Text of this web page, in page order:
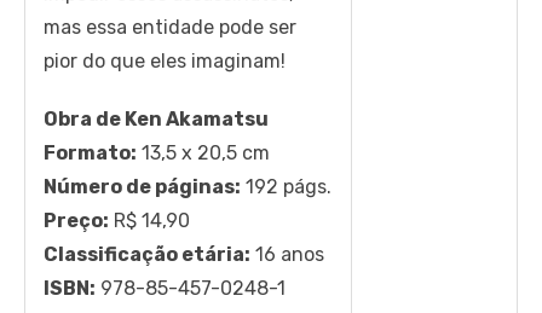
mas essa entidade pode ser
pior do que eles imaginam!
Obra de Ken Akamatsu
Formato: 13,5 x 20,5 cm
Número de páginas: 192 págs.
Preço: R$ 14,90
Classificação etária: 16 anos
ISBN: 978-85-457-0248-1